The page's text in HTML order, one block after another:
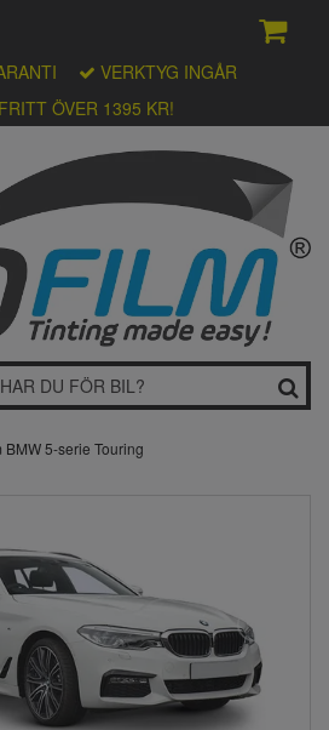
ÖVER 1395 KR!
VERKTYG INGÅR
BMW 5-serie Touring